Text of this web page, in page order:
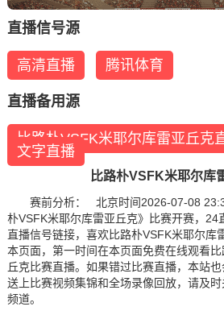
直播信号源
高清直播 腾讯体育
直播备用源
比路朴VSFK米耶尔库雷亚丘克
文字直播
比路朴VSFK米耶尔库
赛前分析： 北京时间2026-07-08
朴VSFK米耶尔库雷亚丘克》比赛开赛，24
直播信号链接，喜欢比路朴VSFK米耶尔库
本页面，第一时间在本页面免费在线观看
丘克比赛直播。如果错过比赛直播，本站
送上比赛视频集锦和全场录像回放，请及
频道。